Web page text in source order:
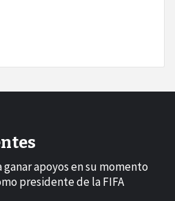
apoyos en su momento
presidente de la FIFA